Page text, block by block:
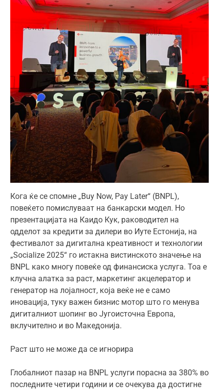
Кога ќе се спомне „Buy Now, Pay Later“ (BNPL),
повеќето помислуваат на банкарски модел. Но
презентацијата на Каидо Кук, раководител на
одделот за кредити за дилери во Иуте Естонија, на
фестивалот за дигитална креативност и технологии
„Socialize 2025“ го истакна вистинското значење на
BNPL како многу повеќе од финансиска услуга. Тоа е
клучна алатка за раст, маркетинг акцелератор и
генератор на лојалност, која веќе не е само
иновација, туку важен бизнис мотор што го менува
дигиталниот шопинг во Југоисточна Европа,
вклучително и во Македонија.
Раст што не може да се игнорира
Глобалниот пазар на BNPL услуги порасна за 380% во
последните четири години и се очекува да достигне